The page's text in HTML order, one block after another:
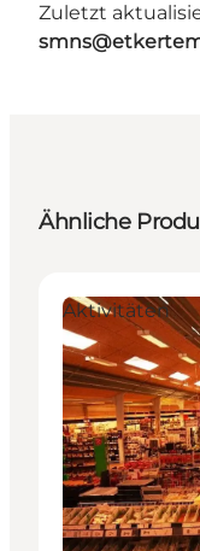
Zuletzt
Ähnliche
Aktivitäten